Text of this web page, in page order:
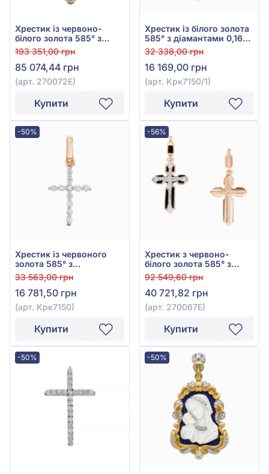
Хрестик із червоно-
білого золота 585° з
чорною емаллю та
фіанітом/куб.цирконієм,
арт. 270072Е
193 351,00 грн
85 074,44 грн
(арт. 270072Е)
Купити
Хрестик із білого золота
585° з діамантами 0,16ct,
арт. Крк7150/1
32 338,00 грн
16 169,00 грн
(арт. Крк7150/1)
Купити
-50%
Хрестик із червоного
золота 585° з
діамантами 0,16ct, арт.
Крк7150
33 563,00 грн
16 781,50 грн
(арт. Крк7150)
Купити
-56%
Хрестик з червоно-
білого золота 585° з
чорною емаллю та
фіанітом/куб.цирконієм,
арт. 270067Е
92 549,60 грн
40 721,82 грн
(арт. 270067Е)
Купити
-50% -50%